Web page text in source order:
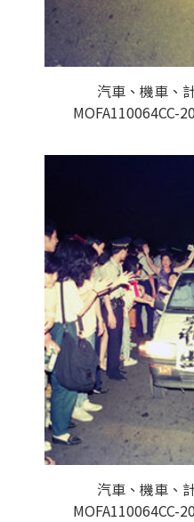
汽車、機車、
MOFA110064CC-
汽車、機車、
MOFA110064CC-